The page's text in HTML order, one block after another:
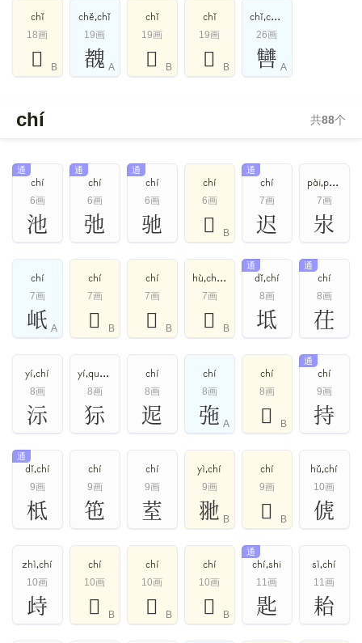
chǐ
18画
𢇕 B
chě,chǐ
19画
䰩 A
chǐ
19画
𡳭 B
chǐ
19画
𧀤 B
chǐ,chóu,chù
26画
㘜 A
chí 共88个
chí
6画
通
池
chí
6画
通
弛
chí
6画
通
驰
chí
6画
𣲋 B
chí
7画
通
迟
pài,pìn,chí
7画
汖
chí
7画
㞴 A
chí
7画
𡉪 B
chí
7画
𢓎 B
hù,chí,hé,hú
7画
𣲑 B
dǐ,chí
8画
通
坻
chí
8画
通
茌
yí,chí
8画
沶
yí,quán,chí
8画
狋
chí
8画
迡
chí
8画
㢮 A
chí
8画
𨒈 B
chí
9画
通
持
dǐ,chí
9画
通
柢
chí
9画
竾
chí
9画
荎
yì,chí
9画
𦏸 B
chí
9画
𦐁 B
hǔ,chí
10画
俿
zhì,chí
10画
歭
chí
10画
𡌞 B
chí
10画
𤈔 B
chí
10画
𧺏 B
chí,shi
11画
通
匙
sì,chí
11画
耛